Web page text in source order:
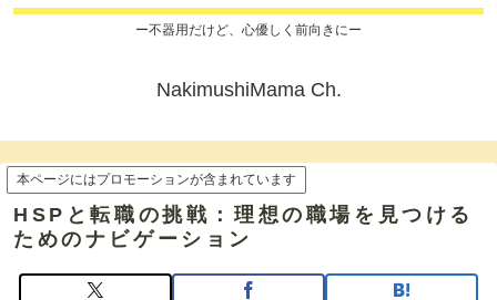
ー不器用だけど、心優しく前向きにー
NakimushiMama Ch.
本ページにはプロモーションが含まれています
HSPと転職の挑戦：理想の職場を見つける
ためのナビゲーション